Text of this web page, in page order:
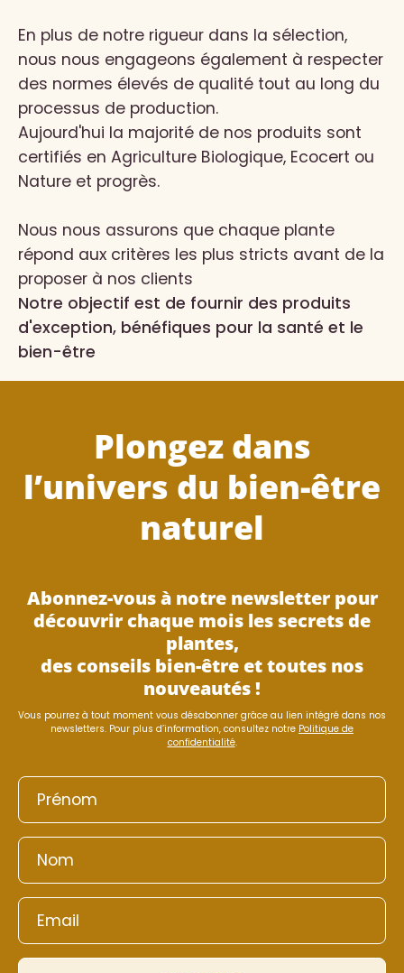
En plus de notre rigueur dans la sélection,
nous nous engageons également à respecter
des normes élevés de qualité tout au long du
processus de production.
Aujourd'hui la majorité de nos produits sont
certifiés en Agriculture Biologique, Ecocert ou
Nature et progrès.
Nous nous assurons que chaque plante
répond aux critères les plus stricts avant de la
proposer à nos clients
Notre objectif est de fournir des produits
d'exception, bénéfiques pour la santé et le
bien-être
Plongez dans
l’univers du bien-être
naturel
Abonnez-vous à notre newsletter pour
découvrir chaque mois les secrets de
plantes,
des conseils bien-être et toutes nos
nouveautés !
Vous pourrez à tout moment vous désabonner grâce au lien intégré dans nos
newsletters. Pour plus d’information, consultez notre Politique de
confidentialité.